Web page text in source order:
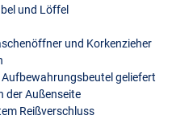
und Löffel
und Korkenzieher
geliefert
der Außenseite
Reißverschluss